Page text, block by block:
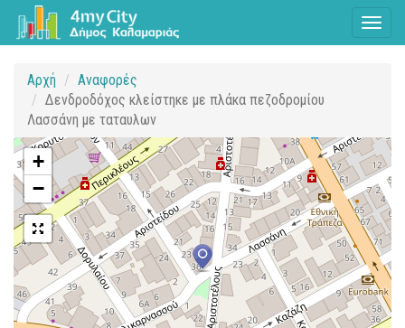
Αρχή
Αναφορές
Δενδροδόχος κλείστηκε με πλάκα πεζοδρομίου
Λασσάνη με ταταυλων
+
−